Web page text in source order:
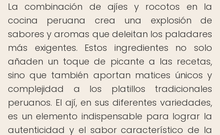
La combinación de ajíes y rocotos en la
cocina peruana crea una explosión de
sabores y aromas que deleitan los paladares
más exigentes. Estos ingredientes no solo
añaden un toque de picante a las recetas,
sino que también aportan matices únicos y
complejidad a los platillos tradicionales
peruanos. El ají, en sus diferentes variedades,
es un elemento indispensable para lograr la
autenticidad y el sabor característico de la